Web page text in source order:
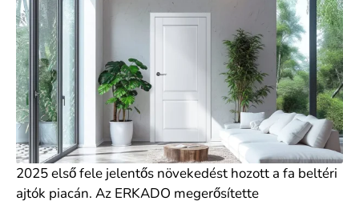
2025 első fele jelentős növekedést hozott a fa beltéri
ajtók piacán. Az ERKADO megerősítette